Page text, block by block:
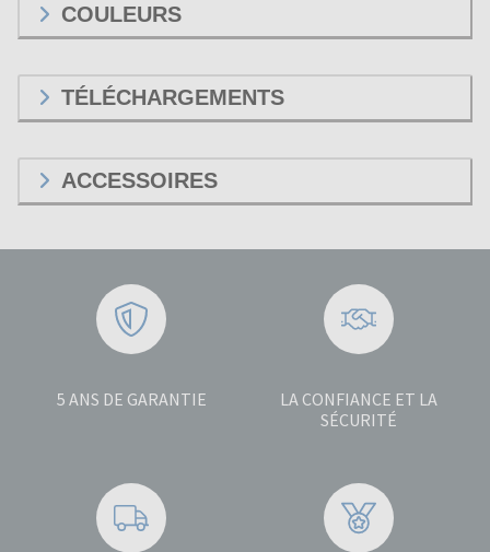
COULEURS
TÉLÉCHARGEMENTS
ACCESSOIRES
5 ANS DE GARANTIE
LA CONFIANCE ET LA
SÉCURITÉ